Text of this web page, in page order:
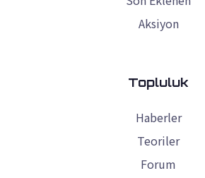
Aksiyon
Topluluk
Haberler
Teoriler
Forum